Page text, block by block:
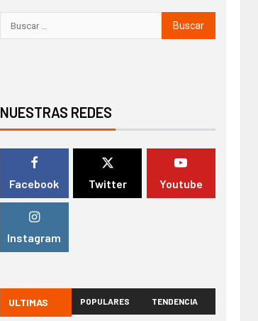
NUESTRAS REDES
Facebook Twitter Youtube
Instagram
ULTIMAS POPULARES TENDENCIA